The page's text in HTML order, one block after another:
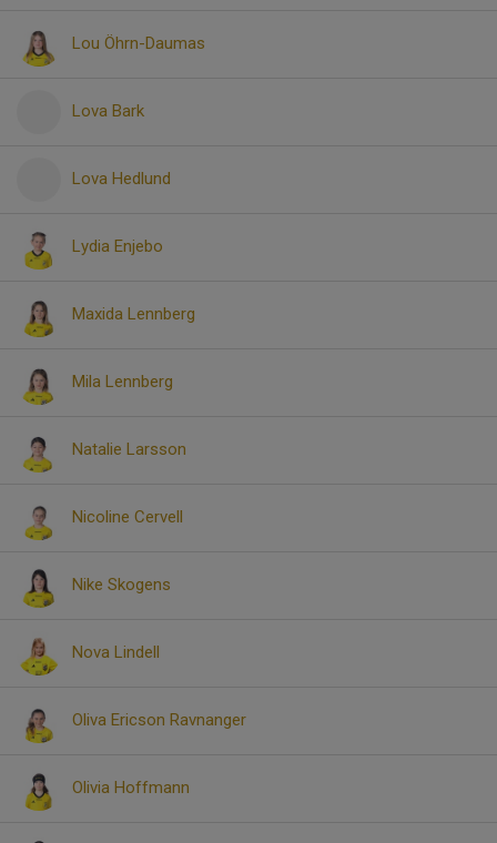
Lou Öhrn-Daumas
Lova Bark
Lova Hedlund
Lydia Enjebo
Maxida Lennberg
Mila Lennberg
Natalie Larsson
Nicoline Cervell
Nike Skogens
Nova Lindell
Oliva Ericson Ravnanger
Olivia Hoffmann